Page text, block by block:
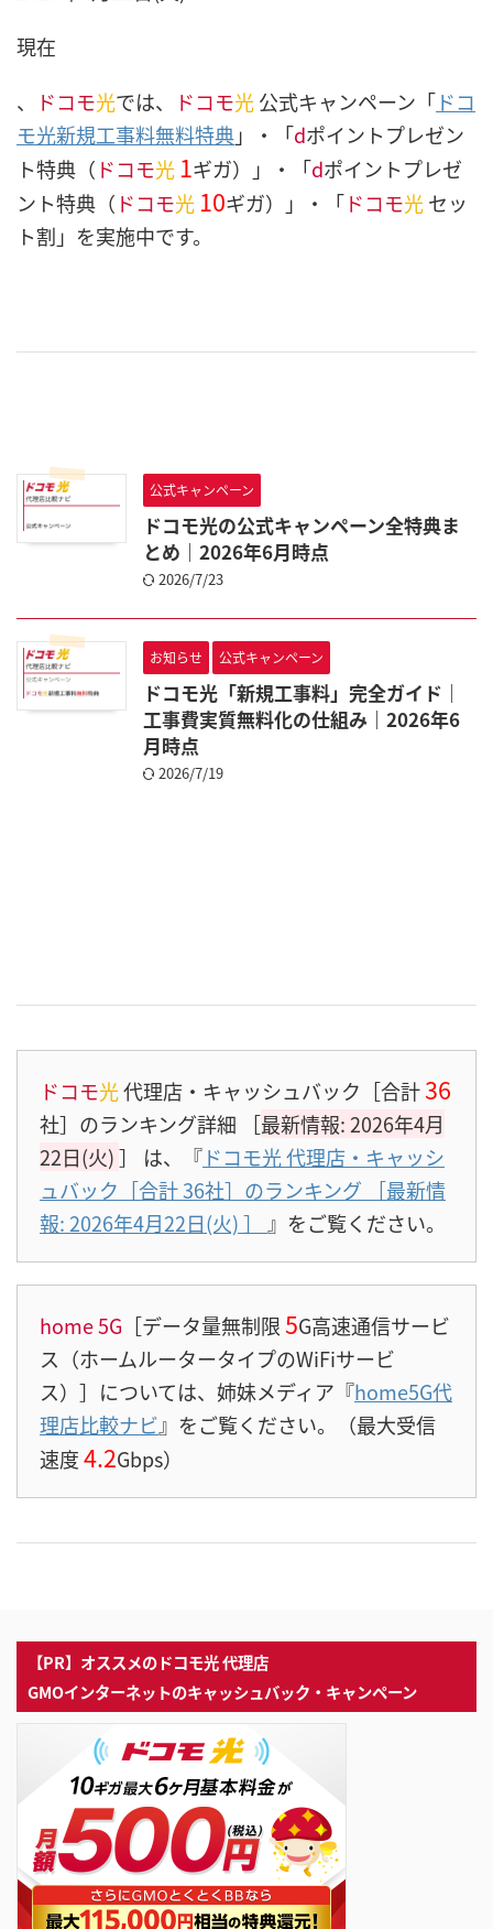
現在
、
ドコモ光では、 ドコモ光公式キャンペーン「ドコ
モ光新規工事料無料特典」・「dポイントプレゼン
ト特典（ ドコモ光 1ギガ）」・「dポイントプレゼ
ント特典（ ドコモ光 10ギガ）」・「ドコモ光セッ
ト割」を実施中です。
公式キャンペーン
ドコモ光の公式キャンペーン全特典ま
とめ｜2026年6月時点
2026/7/23
お知らせ 公式キャンペーン
ドコモ光「新規工事料」完全ガイド｜
工事費実質無料化の仕組み｜2026年6
月時点
2026/7/19
ドコモ光代理店・キャッシュバック［合計36
社］のランキング詳細 ［最新情報: 2026年4月
22日(火)］ は、『ドコモ光 代理店・キャッシ
ュバック［合計 36社］のランキング ［最新情
報: 2026年4月22日(火)］ 』をご覧ください。
home 5G ［データ量無制限5G高速通信サービ
ス（ホームルータータイプのWiFiサービ
ス）］については、姉妹メディア『home5G代
理店比較ナビ』をご覧ください。（最大受信
速度4.2Gbps）
【PR】オススメのドコモ光 代理店
GMOインターネットのキャッシュバック・キャンペーン